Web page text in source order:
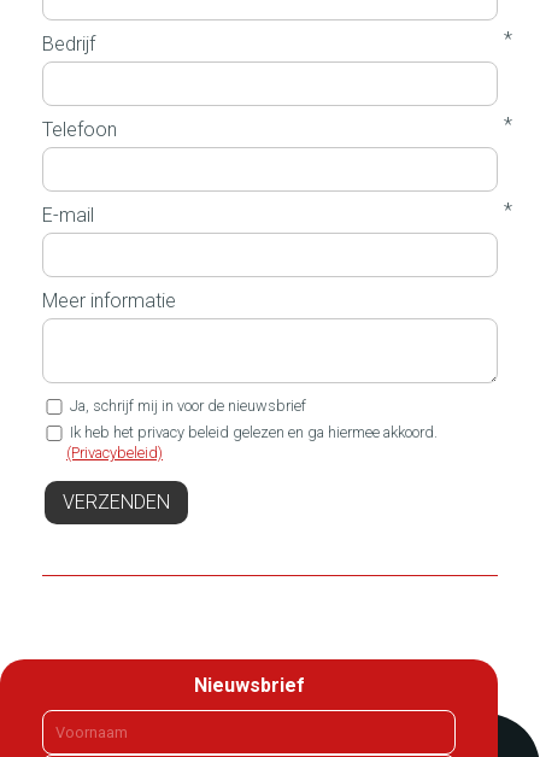
Bedrijf *
Telefoon *
E-mail *
Meer informatie
Ja, schrijf mij in voor de nieuwsbrief
Ik heb het privacy beleid gelezen en ga hiermee akkoord.
(Privacybeleid)
VERZENDEN
Nieuwsbrief